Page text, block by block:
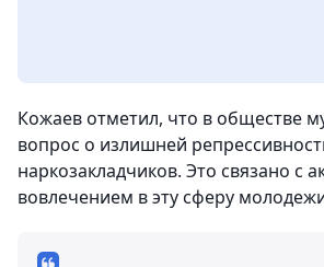
Кожаев отметил, что в обществе
вопрос о излишней
наркозакладчиков. Это связано с
вовлечением в эту сферу